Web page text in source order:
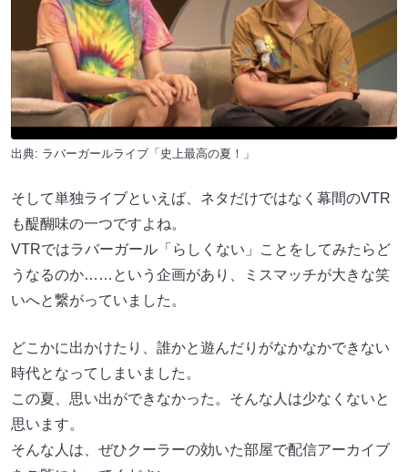
出典: ラバーガールライブ「史上最高の夏！」
そして単独ライブといえば、ネタだけではなく幕間のVTR
も醍醐味の一つですよね。
VTRではラバーガール「らしくない」ことをしてみたらど
うなるのか……という企画があり、ミスマッチが大きな笑
いへと繋がっていました。
どこかに出かけたり、誰かと遊んだりがなかなかできない
時代となってしまいました。
この夏、思い出ができなかった。そんな人は少なくないと
思います。
そんな人は、ぜひクーラーの効いた部屋で配信アーカイブ